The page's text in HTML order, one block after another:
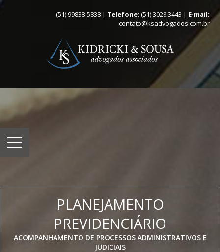
(51) 99838-5838 | Telefone: (51) 3028.3443 | E-mail:
contato@ksadvogados.com.br
PLANEJAMENTO
PREVIDENCIÁRIO
ACOMPANHAMENTO DE PROCESSOS ADMINISTRATIVOS E
JUDICIAIS